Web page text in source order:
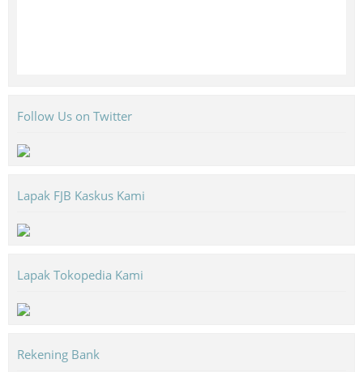
Follow Us on Twitter
Lapak FJB Kaskus Kami
Lapak Tokopedia Kami
Rekening Bank